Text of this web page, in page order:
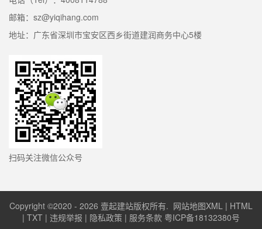
邮箱：sz@yiqihang.com
地址：广东省深圳市宝安区西乡街道建润商务中心5楼
扫码关注微信公众号
Copyright ©2020 - 2026 壹起建站版权所有. 网站地图XML | HTML
| TXT | 违规举报 | 隐私政策 | 服务条款 粤ICP备18132380号